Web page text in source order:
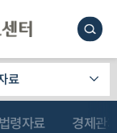
료
법령자료 경제관